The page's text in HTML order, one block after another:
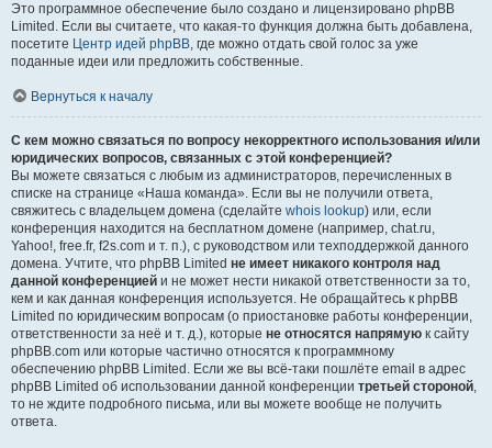
Это программное обеспечение было создано и лицензировано phpBB
Limited. Если вы считаете, что какая-то функция должна быть добавлена,
посетите Центр идей phpBB, где можно отдать свой голос за уже
поданные идеи или предложить собственные.
Вернуться к началу
С кем можно связаться по вопросу некорректного использования и/или
юридических вопросов, связанных с этой конференцией?
Вы можете связаться с любым из администраторов, перечисленных в
списке на странице «Наша команда». Если вы не получили ответа,
свяжитесь с владельцем домена (сделайте whois lookup) или, если
конференция находится на бесплатном домене (например, chat.ru,
Yahoo!, free.fr, f2s.com и т. п.), с руководством или техподдержкой данного
домена. Учтите, что phpBB Limited не имеет никакого контроля над
данной конференцией и не может нести никакой ответственности за то,
кем и как данная конференция используется. Не обращайтесь к phpBB
Limited по юридическим вопросам (о приостановке работы конференции,
ответственности за неё и т. д.), которые не относятся напрямую к сайту
phpBB.com или которые частично относятся к программному
обеспечению phpBB Limited. Если же вы всё-таки пошлёте email в адрес
phpBB Limited об использовании данной конференции третьей стороной,
то не ждите подробного письма, или вы можете вообще не получить
ответа.